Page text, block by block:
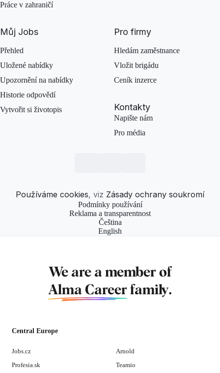
Práce v zahraničí
Můj Jobs
Přehled
Uložené nabídky
Upozornění na nabídky
Historie odpovědí
Vytvořit si životopis
Pro firmy
Hledám zaměstnance
Vložit brigádu
Ceník inzerce
Kontakty
Napište nám
Pro média
Používáme cookies, viz Zásady ochrany soukromí
Podmínky používání
Reklama a transparentnost
Čeština
English
We are a member of
Alma Career family.
Central Europe
Jobs.cz
Profesia.sk
Arnold
Teamio